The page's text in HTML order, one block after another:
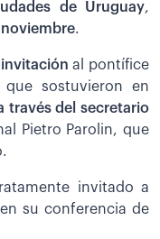
de Uruguay,
noviembre.
al pontífice
sostuvieron en
través del secretario
Pietro Parolin, que
invitado a
su conferencia de